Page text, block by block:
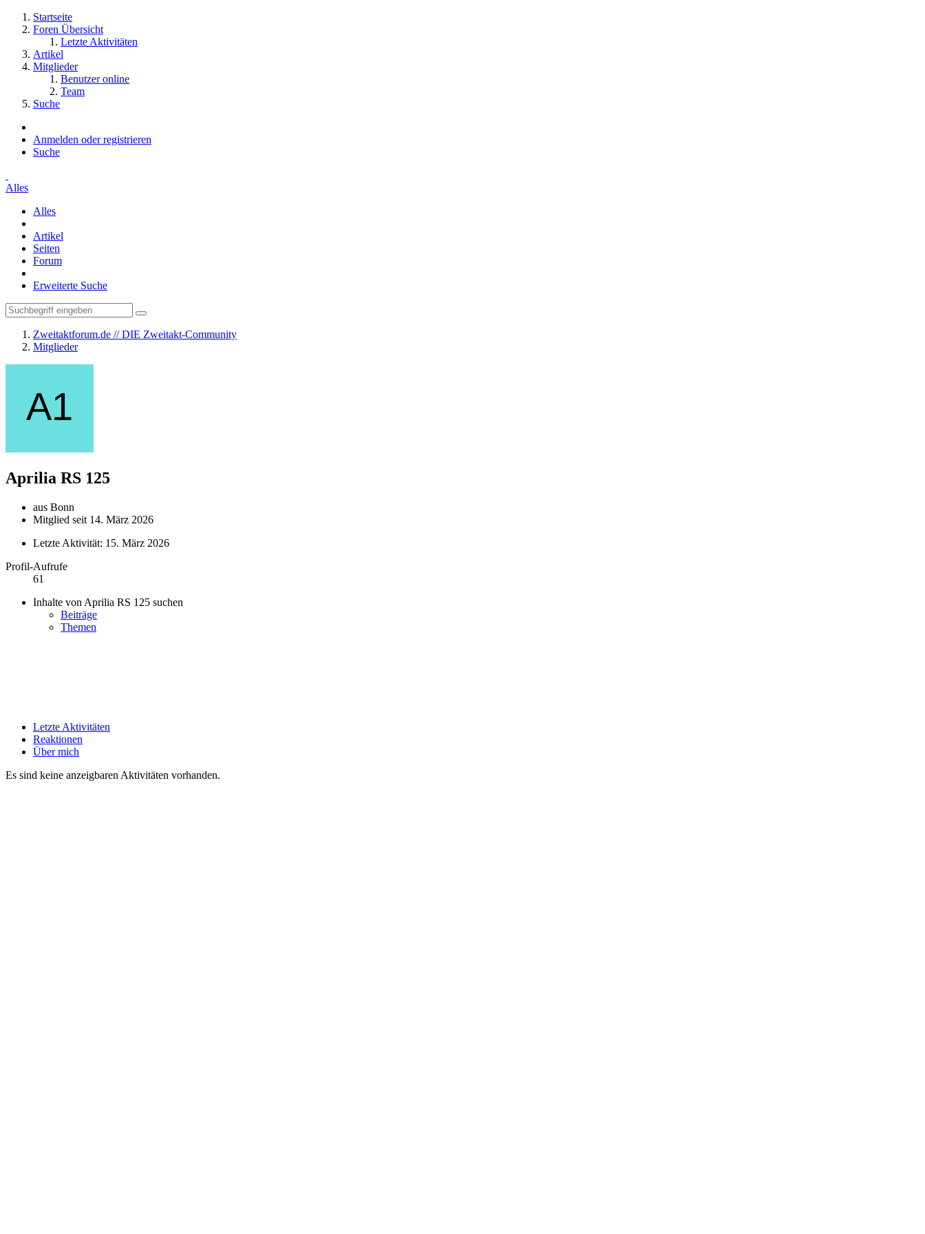
Startseite
Foren Übersicht
Letzte Aktivitäten
Artikel
Mitglieder
Benutzer online
Team
Suche
Anmelden oder registrieren
Suche
Alles
Alles
Artikel
Seiten
Forum
Erweiterte Suche
Zweitaktforum.de // DIE Zweitakt-Community
Mitglieder
Aprilia RS 125
aus Bonn
Mitglied seit 14. März 2026
Letzte Aktivität: 15. März 2026
Profil-Aufrufe
61
Inhalte von Aprilia RS 125 suchen
Beiträge
Themen
Letzte Aktivitäten
Reaktionen
Über mich
Es sind keine anzeigbaren Aktivitäten vorhanden.